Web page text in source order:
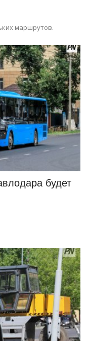
маршрутов.
будет